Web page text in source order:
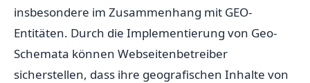
insbesondere im Zusammenhang mit GEO-
Entitäten. Durch die Implementierung von Geo-
Schemata können Webseitenbetreiber
sicherstellen, dass ihre geografischen Inhalte von